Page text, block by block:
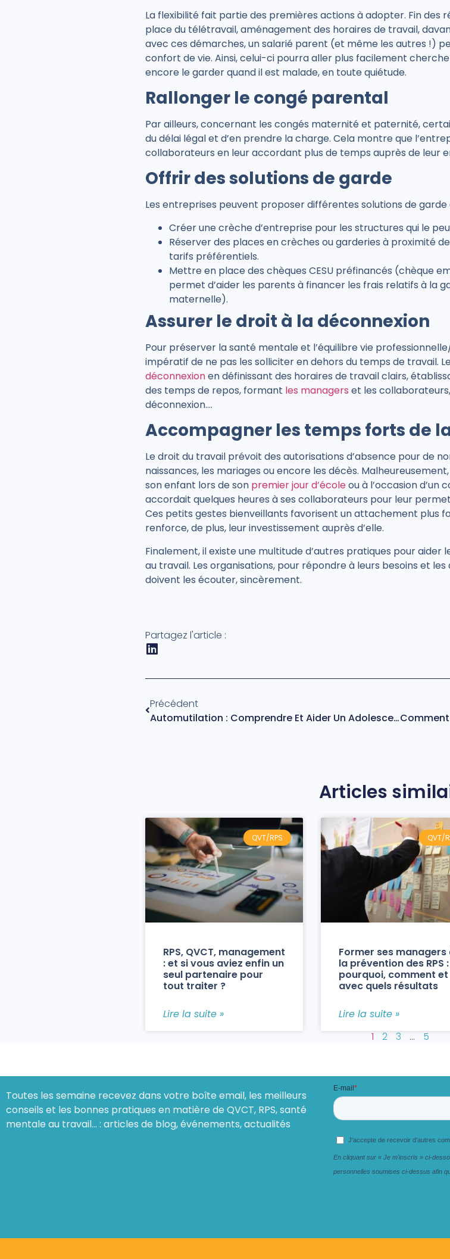
La flexibilité fait partie des premières actions à adopter. Fin des
place du télétravail, aménagement des horaires de travail,
avec ces démarches, un salarié parent (et même les autres !)
confort de vie. Ainsi, celui-ci pourra aller plus facilement
encore le garder quand il est malade, en toute quiétude.
Rallonger le congé parental
Par ailleurs, concernant les congés maternité et paternité,
du délai légal et d’en prendre la charge. Cela montre que
collaborateurs en leur accordant plus de temps auprès de leur
Offrir des solutions de garde
Les entreprises peuvent proposer différentes solutions de garde
Créer une crèche d’entreprise pour les structures qui le
Réserver des places en crèches ou garderies à proximité
tarifs préférentiels.
Mettre en place des chèques CESU préfinancés (chèque
permet d’aider les parents à financer les frais relatifs à la
maternelle).
Assurer le droit à la déconnexion
Pour préserver la santé mentale et l’équilibre vie
impératif de ne pas les solliciter en dehors du temps de travail.
déconnexionen définissant des horaires de travail clairs,
des temps de repos, formant les managers et les
déconnexion….
Accompagner les temps forts de
Le droit du travail prévoit des autorisations d’absence pour de
naissances, les mariages ou encore les décès.
son enfant lors de son premier jour d’écoleou à l’occasion d’un
accordait quelques heures à ses collaborateurs pour leur
Ces petits gestes bienveillants favorisent un attachement plus
renforce, de plus, leur investissement auprès d’elle.
Finalement, il existe une multitude d’autres pratiques pour
au travail. Les organisations, pour répondre à leurs besoins et
doivent les écouter, sincèrement.
Partagez l'article :
Précédent
Automutilation : Comprendre Et Aider Un Adolescent En Souffrance
Articles
QVT/RPS
RPS, QVCT, management
: et si vous aviez enfin un
seul partenaire pour
tout traiter ?
Lire la suite »
QVT/
Former ses managers
la prévention des RPS :
pourquoi, comment et
avec quels résultats
Lire la suite »
1
2 3 … 5
Toutes les semaine recevez dans votre boîte email, les meilleurs
conseils et les bonnes pratiques en matière de QVCT, RPS, santé
mentale au travail… : articles de blog, événements, actualités